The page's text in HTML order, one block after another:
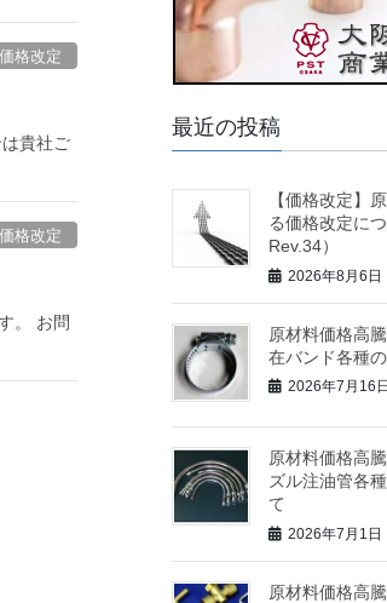
価格改定
貴社ご
価格改定
。 お問
最近の投稿
【価格改定】
る価格改定に
Rev.34）
2026年8月6日
原材料価格高
在バンド各種
2026年7月16日
原材料価格高
ズル注油管各
て
2026年7月1日
原材料価格高